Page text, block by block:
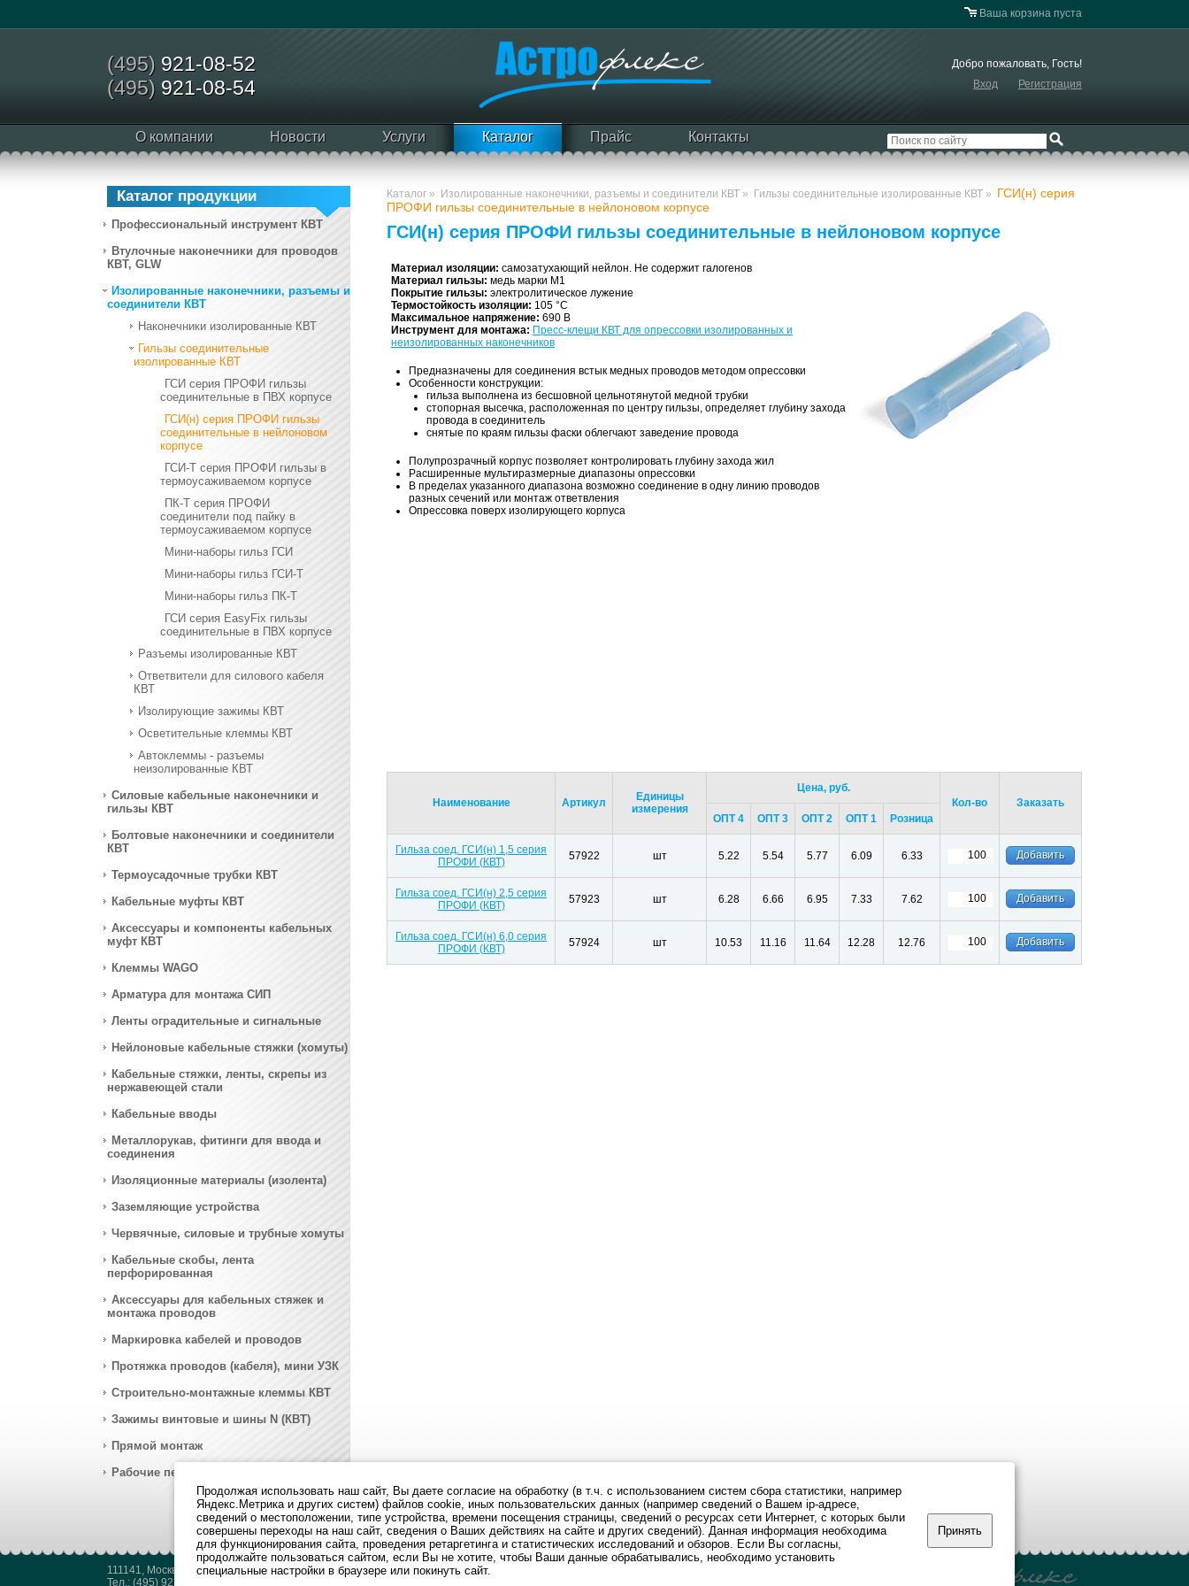
Ваша корзина пуста
(495) 921-08-52
(495) 921-08-54
Добро пожаловать, Гость!
Вход
Регистрация
О компании Новости Услуги Каталог Прайс Контакты
Каталог продукции
Профессиональный инструмент КВТ
Втулочные наконечники для проводов
КВТ, GLW
Изолированные наконечники, разъемы и
соединители КВТ
Наконечники изолированные КВТ
Гильзы соединительные
изолированные КВТ
ГСИ серия ПРОФИ гильзы
соединительные в ПВХ корпусе
ГСИ(н) серия ПРОФИ гильзы
соединительные в нейлоновом
корпусе
ГСИ-Т серия ПРОФИ гильзы в
термоусаживаемом корпусе
ПК-Т серия ПРОФИ
соединители под пайку в
термоусаживаемом корпусе
Мини-наборы гильз ГСИ
Мини-наборы гильз ГСИ-Т
Мини-наборы гильз ПК-Т
ГСИ серия EasyFix гильзы
соединительные в ПВХ корпусе
Разъемы изолированные КВТ
Ответвители для силового кабеля
КВТ
Изолирующие зажимы КВТ
Осветительные клеммы КВТ
Автоклеммы - разъемы
неизолированные КВТ
Силовые кабельные наконечники и
гильзы КВТ
Болтовые наконечники и соединители
КВТ
Термоусадочные трубки КВТ
Кабельные муфты КВТ
Аксессуары и компоненты кабельных
муфт КВТ
Клеммы WAGO
Арматура для монтажа СИП
Ленты оградительные и сигнальные
Нейлоновые кабельные стяжки (хомуты)
Кабельные стяжки, ленты, скрепы из
нержавеющей стали
Кабельные вводы
Металлорукав, фитинги для ввода и
соединения
Изоляционные материалы (изолента)
Заземляющие устройства
Червячные, силовые и трубные хомуты
Кабельные скобы, лента
перфорированная
Аксессуары для кабельных стяжек и
монтажа проводов
Маркировка кабелей и проводов
Протяжка проводов (кабеля), мини УЗК
Строительно-монтажные клеммы КВТ
Зажимы винтовые и шины N (КВТ)
Прямой монтаж
Рабочие перчатки ХБ
Каталог » Изолированные наконечники, разъемы и соединители КВТ » Гильзы соединительные изолированные КВТ » ГСИ(н) серия
ПРОФИ гильзы соединительные в нейлоновом корпусе
ГСИ(н) серия ПРОФИ гильзы соединительные в нейлоновом корпусе
Материал изоляции: самозатухающий нейлон. Не содержит галогенов
Материал гильзы: медь марки М1
Покрытие гильзы: электролитическое лужение
Термостойкость изоляции: 105 °C
Максимальное напряжение: 690 В
Инструмент для монтажа: Пресс-клещи КВТ для опрессовки изолированных и
неизолированных наконечников
Предназначены для соединения встык медных проводов методом опрессовки
Особенности конструкции:
гильза выполнена из бесшовной цельнотянутой медной трубки
стопорная высечка, расположенная по центру гильзы, определяет глубину захода
провода в соединитель
снятые по краям гильзы фаски облегчают заведение провода
Полупрозрачный корпус позволяет контролировать глубину захода жил
Расширенные мультиразмерные диапазоны опрессовки
В пределах указанного диапазона возможно соединение в одну линию проводов
разных сечений или монтаж ответвления
Опрессовка поверх изолирующего корпуса
Наименование Артикул
Единицы
измерения
Цена, руб.
Кол-во
Заказать
ОПТ 4
ОПТ 3 ОПТ 2 ОПТ 1 Розница
Гильза соед. ГСИ(н) 1,5 серия
ПРОФИ (КВТ)
57922 шт 5.22 5.54 5.77 6.09 6.33
Гильза соед. ГСИ(н) 2,5 серия
ПРОФИ (КВТ)
57923 шт 6.28 6.66 6.95 7.33 7.62
Гильза соед. ГСИ(н) 6,0 серия
ПРОФИ (КВТ)
57924 шт 10.53 11.16 11.64 12.28 12.76
111141, Москва, ул. Кусковская, д 20А, пом. 1/1
Тел.: (495) 921-08-52, 921-08-54
Продолжая использовать наш cайт, Вы даете согласие на обработку (в т.ч. с использованием систем сбора статистики, например
Яндекс.Метрика и других систем) файлов cookie, иных пользовательских данных (например сведений о Вашем ip-адресе,
сведений о местоположении, типе устройства, времени посещения страницы, сведений о ресурсах сети Интернет, с которых были
совершены переходы на наш сайт, сведения о Ваших действиях на сайте и других сведений). Данная информация необходима
для функционирования сайта, проведения ретаргетинга и статистических исследований и обзоров. Если Вы согласны,
продолжайте пользоваться сайтом, если Вы не хотите, чтобы Ваши данные обрабатывались, необходимо установить
специальные настройки в браузере или покинуть сайт.
Принять